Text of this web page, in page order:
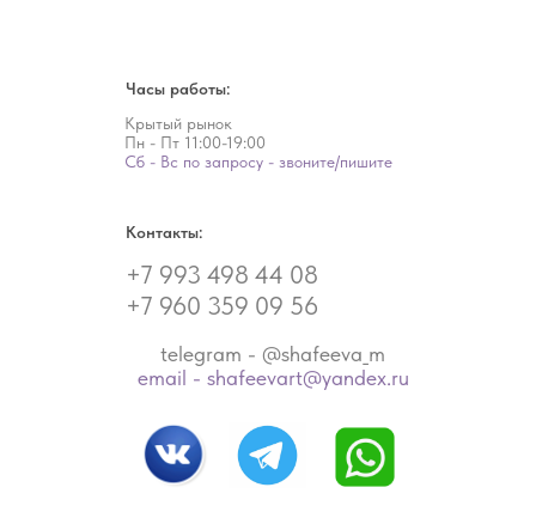
+7 993 498 44 08
+7 960 359 09 56
Контакты:
Крытый рынок
Пн - Пт 11:00-19:00
Сб - Вс по запросу - звоните/пишите
Часы работы:
telegram - @shafeeva_m
email - shafeevart@yandex.ru